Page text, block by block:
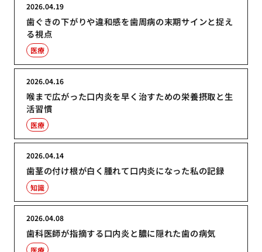
歯ぐきの下がりや違和感を歯周病の末期サインと捉え
る視点
2026.04.19
医療
喉まで広がった口内炎を早く治すための栄養摂取と生
活習慣
2026.04.16
医療
歯茎の付け根が白く腫れて口内炎になった私の記録
2026.04.14
知識
歯科医師が指摘する口内炎と膿に隠れた歯の病気
2026.04.08
医療